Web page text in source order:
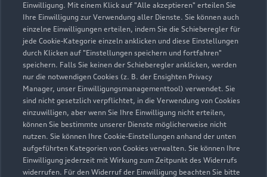
Einwilligung. Mit einem Klick auf "Alle akzeptieren" erteilen Sie
Ihre Einwilligung zur Verwendung aller Dienste. Sie können auch
einzelne Einwilligungen erteilen, indem Sie die Schieberegler für
jede Cookie-Kategorie einzeln anklicken und diese Einstellungen
durch Klicken auf "Einstellungen speichern und fortfahren"
speichern. Falls Sie keinen der Schieberegler anklicken, werden
nur die notwendigen Cookies (z. B. der Ensighten Privacy
Manager, unser Einwilligungsmanagementtool) verwendet. Sie
sind nicht gesetzlich verpflichtet, in die Verwendung von Cookies
einzuwilligen, aber wenn Sie Ihre Einwilligung nicht erteilen,
können Sie bestimmte unserer Dienste möglicherweise nicht
nutzen. Sie können Ihre Cookie-Einstellungen anhand der unten
aufgeführten Kategorien von Cookies verwalten. Sie können Ihre
Einwilligung jederzeit mit Wirkung zum Zeitpunkt des Widerrufs
widerrufen. Für den Widerruf der Einwilligung beachten Sie bitte
info@audi-rostock.de
Kontaktdaten herunterladen
Öffnungszeiten
Verkauf
Geschlossen, öffnet am Freitag 08:00